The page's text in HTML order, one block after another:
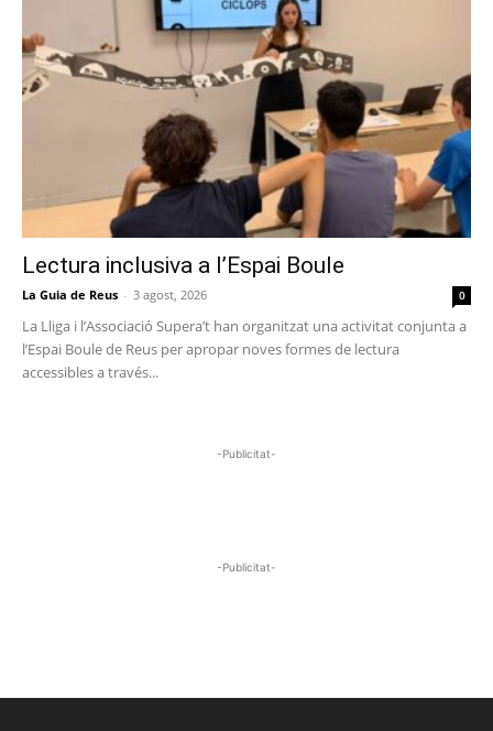
Lectura inclusiva a l’Espai Boule
La Guia de Reus - 3 agost, 2026 0
La Lliga i l’Associació Supera’t han organitzat una activitat conjunta a
l’Espai Boule de Reus per apropar noves formes de lectura
accessibles a través...
-Publicitat-
-Publicitat-